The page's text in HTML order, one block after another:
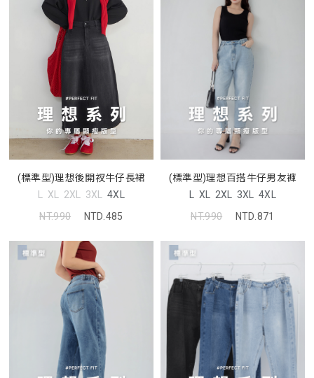
(標準型)理想後開衩牛仔長裙
L XL 2XL 3XL 4XL
NT.990
NTD.485
(標準型)理想百搭牛仔男友褲
L XL 2XL 3XL 4XL
NT.990
NTD.871